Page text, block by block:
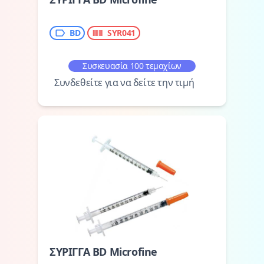
BD SYR041
Συσκευασία 100 τεμαχίων
Συνδεθείτε για να δείτε την τιμή
ΣΥΡΙΓΓΑ BD Microfine